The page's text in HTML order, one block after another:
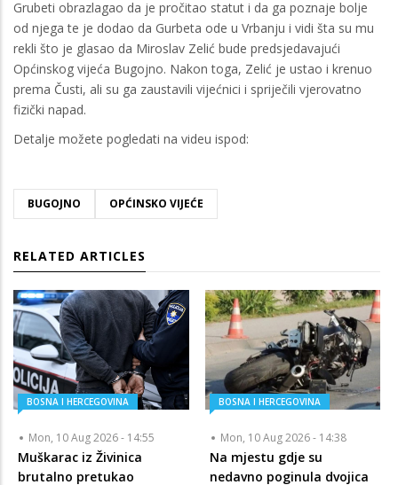
Grubeti obrazlagao da je pročitao statut i da ga poznaje bolje
od njega te je dodao da Gurbeta ode u Vrbanju i vidi šta su mu
rekli što je glasao da Miroslav Zelić bude predsjedavajući
Općinskog vijeća Bugojno. Nakon toga, Zelić je ustao i krenuo
prema Čusti, ali su ga zaustavili vijećnici i spriječili vjerovatno
fizički napad.
Detalje možete pogledati na videu ispod:
BUGOJNO OPĆINSKO VIJEĆE
RELATED ARTICLES
BOSNA I HERCEGOVINA
Mon, 10 Aug 2026 - 14:55
Muškarac iz Živinica
brutalno pretukao
BOSNA I HERCEGOVINA
Mon, 10 Aug 2026 - 14:38
Na mjestu gdje su
nedavno poginula dvojica